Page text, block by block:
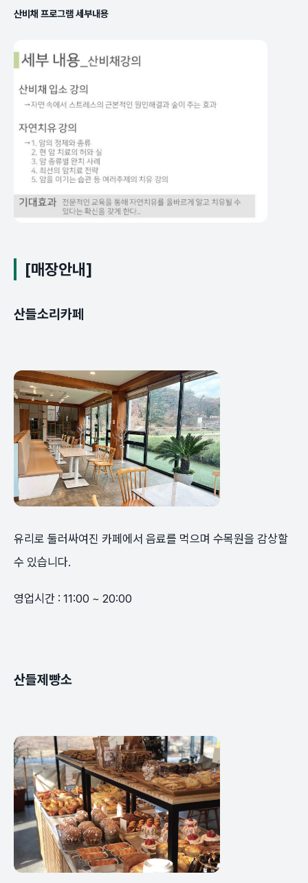
산비채 프로그램 세부내용
[매장안내]
산들소리카페
유리로 둘러싸여진 카페에서 음료를 먹으며 수목원을 감상할
수 있습니다.
영업시간 : 11:00 ~ 20:00
산들제빵소